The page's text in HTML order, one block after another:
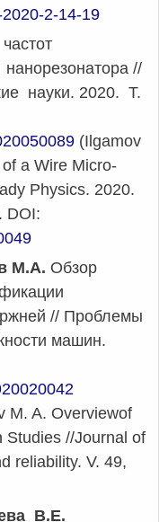
2-14-19
//
науки. 2020. Т.
(Ilgamov
a Wire Micro-
Physics. 2020.
DOI:
М.А. Обзор
// Проблемы
машин.
M. A. Overviewof
Studies //Journal of
reliability. V. 49,
В.Е.